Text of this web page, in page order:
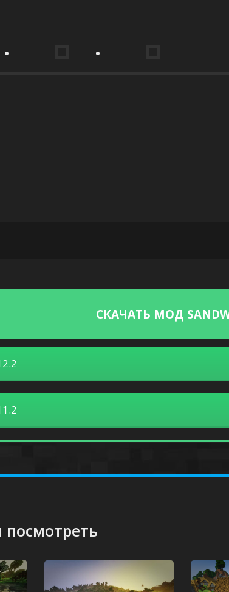
СКАЧАТЬ МОД